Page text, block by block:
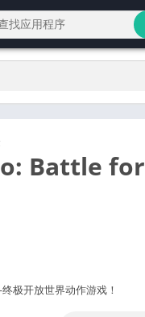
Battle for
极开放世界动作游戏！